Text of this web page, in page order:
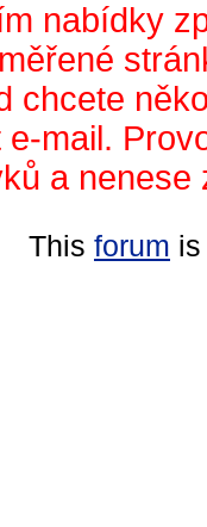
nabídky
chcete
mail.
a nenese
This forum